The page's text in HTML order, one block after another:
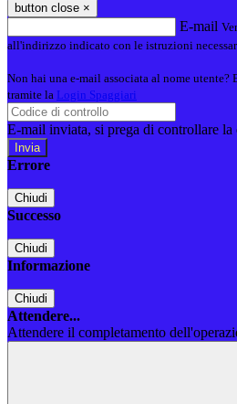
button close ×
E-mail
all'indirizzo indicato con le istruzioni
Non hai una e-mail associata al nome utente?
tramite la Login Spaggiari
E-mail inviata, si prega di controllare la
Errore
Chiudi
Successo
Chiudi
Informazione
Chiudi
Attendere...
Attendere il completamento